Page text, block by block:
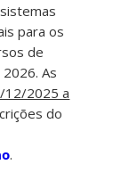
para os
de
As
12/2025 a
do
.